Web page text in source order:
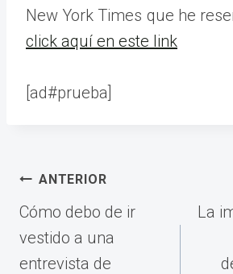
New York Times que he
click aquí en este link
[ad#prueba]
Navegación
de
entradas
ANTERIOR
Cómo debo de ir
vestido a una
entrevista de
La